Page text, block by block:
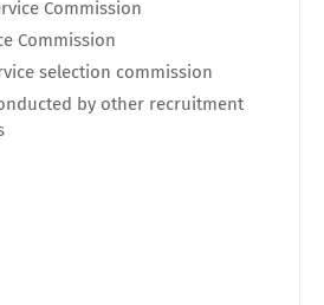
Commission
Commission
selection commission
by other recruitment